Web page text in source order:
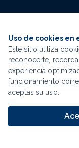
La mejor
Uso de cookies en
Este sitio utiliza
reconocerte,
experiencia
funcionamiento
aceptas su uso.